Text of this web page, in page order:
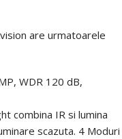
are urmatoarele
WDR 120 dB,
combina IR si lumina
scazuta. 4 Moduri